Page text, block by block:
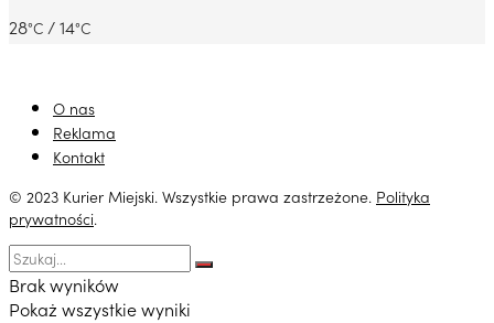
28°C / 14°C
O nas
Reklama
Kontakt
© 2023 Kurier Miejski. Wszystkie prawa zastrzeżone. Polityka
prywatności.
Brak wyników
Pokaż wszystkie wyniki